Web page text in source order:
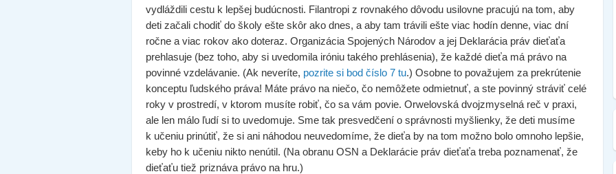
vydláždili cestu k lepšej budúcnosti. Filantropi z rovnakého dôvodu usilovne pracujú na tom, aby
deti začali chodiť do školy ešte skôr ako dnes, a aby tam trávili ešte viac hodín denne, viac dní
ročne a viac rokov ako doteraz. Organizácia Spojených Národov a jej Deklarácia práv dieťaťa
prehlasuje (bez toho, aby si uvedomila iróniu takého prehlásenia), že každé dieťa má právo na
povinné vzdelávanie. (Ak neveríte, pozrite si bod číslo 7 tu.) Osobne to považujem za prekrútenie
konceptu ľudského práva! Máte právo na niečo, čo nemôžete odmietnuť, a ste povinný stráviť celé
roky v prostredí, v ktorom musíte robiť, čo sa vám povie. Orwelovská dvojzmyselná reč v praxi,
ale len málo ľudí si to uvedomuje. Sme tak presvedčení o správnosti myšlienky, že deti musíme
k učeniu prinútiť, že si ani náhodou neuvedomíme, že dieťa by na tom možno bolo omnoho lepšie,
keby ho k učeniu nikto nenútil. (Na obranu OSN a Deklarácie práv dieťaťa treba poznamenať, že
dieťaťu tiež priznáva právo na hru.)